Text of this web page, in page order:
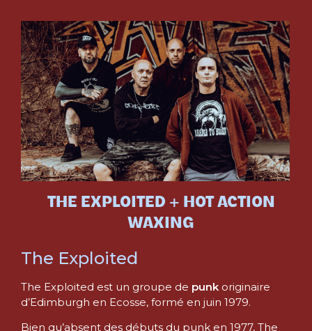
THE EXPLOITED + HOT ACTION
WAXING
The Exploited
The Exploited est un groupe de punk originaire
d’Edimburgh en Ecosse, formé en juin 1979.
Bien qu’absent des débuts du punk en 1977, The